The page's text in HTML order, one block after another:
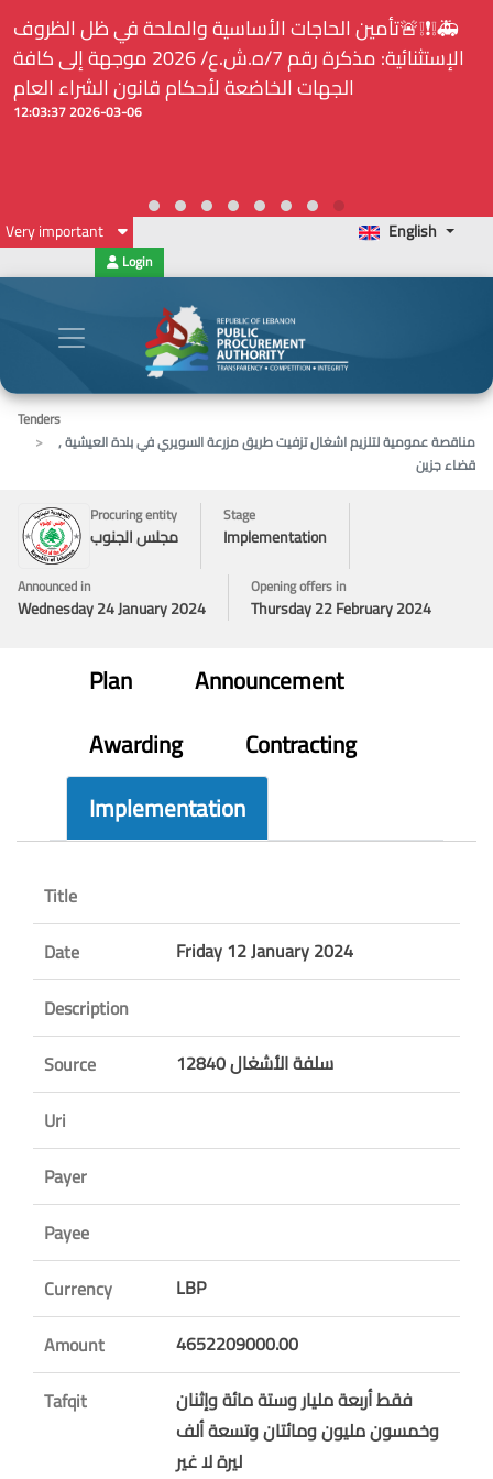
والملحة في ظل الظروف
الإستثنائية: مذكرة رقم 7/ه.ش.ع/ 2026 موجهة إلى كافة
قانون الشراء العام
⚠️... ويكون النشر إلزامياً على
لدى هيئة الشراء العام... الخ. (المادة
Very important English
Login
Tenders
مناقصة عمومية لتلزيم اشغال تزفيت طريق مزرعة السويري في بلدة العيشية ,
قضاء جزين
Procuring entity
مجلس الجنوب
Stage
Implementation
Announced in
Wednesday 24 January 2024
Opening offers in
Thursday 22 February 2024
Plan
Announcement
Awarding
Contracting
Implementation
Title
Date
Friday 12 January 2024
Description
Source
سلفة الأشغال 12840
Uri
Payer
Payee
Currency
LBP
Amount
4652209000.00
Tafqit
فقط أربعة مليار وستة مائة وإثنان
وخمسون مليون ومائتان وتسعة ألف
ليرة لا غير